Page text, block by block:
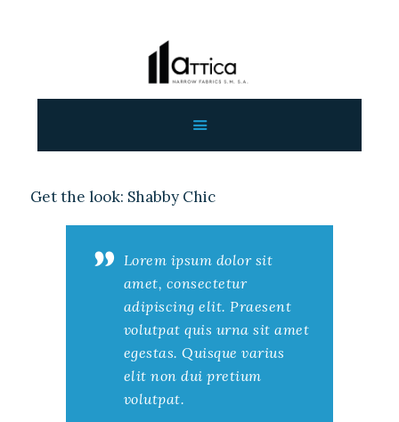
ΕΠΙΚΟΙΝΩΝΙΑ
ΧΟΝΔΡΙΚΗ
Get the look: Shabby Chic
Lorem ipsum dolor sit
amet, consectetur
adipiscing elit. Praesent
volutpat quis urna sit amet
egestas. Quisque varius
elit non dui pretium
volutpat.